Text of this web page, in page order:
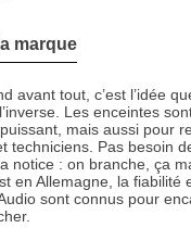
marque
avant tout, c’est l’idée
Les enceintes
mais aussi pour
techniciens. Pas besoin
notice : on branche, ça
en Allemagne, la fiabilité
sont connus pour